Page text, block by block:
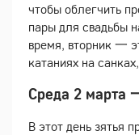
чтобы облегчить
пары для свадьбы
время, вторник 一
катаниях на
Среда 2 марта
В этот день зятья